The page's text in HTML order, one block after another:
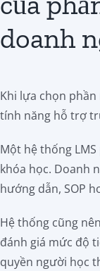
doanh
Khi lựa chọn phần
tính năng hỗ trợ
Một hệ thống
khóa học. Doanh
hướng dẫn, SOP
Hệ thống cũng
đánh giá mức độ
quyền người học